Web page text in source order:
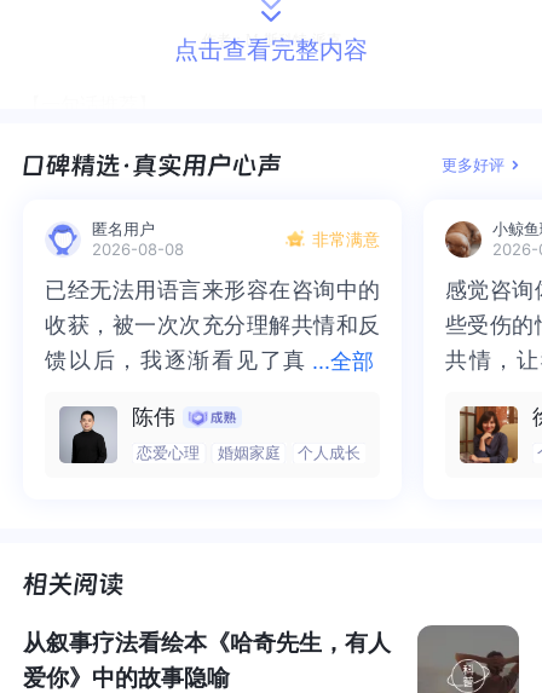
作者：M·斯科特·派克
【本书金句】
点击查看完整内容
更多好评
匿名用户
2026-08-08
非常满意
...全部
已经无法用语言来形容在咨询中的
收获，被一次次充分理解共情和反
馈以后，我逐渐看见了真
清晰，也慢慢找回了内在的力量。
虽然不知道还要有多久的路要走，
这里，让我真切的感受到了🙏❤️
已经无法用语言来形容在咨询中的
收获，被一次次充分理解共情和反
馈以后，我逐渐看见了真实的那
也慢慢找回了内在的力量。虽然不
知道还要有多久的路要走，但我很
让我真切的感受到了🙏❤️
陈伟
恋爱心理 婚姻家庭 个人成长
小鲸
感觉咨询
些受伤的
共情，
一部分
而且当
感觉咨询
些受伤的
共情，让
处理的
询师准
从叙事疗法看绘本《哈奇先生，有人
爱你》中的故事隐喻